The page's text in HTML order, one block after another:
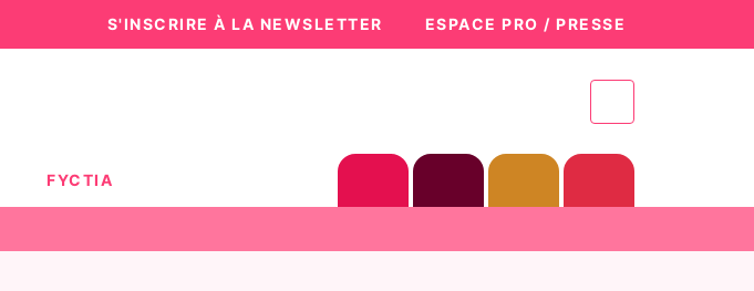
S'INSCRIRE À LA NEWSLETTER ESPACE PRO / PRESSE
FYCTIA